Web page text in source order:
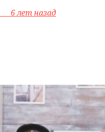
6 лет назад